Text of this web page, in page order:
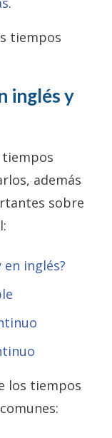
tiempos
inglés y
además
sobre
inglés?
los tiempos